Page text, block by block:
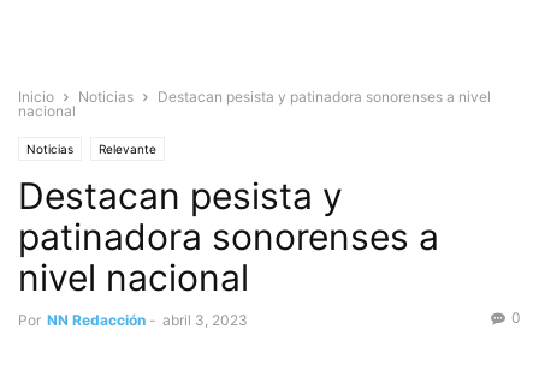
Inicio Noticias
Destacan pesista y patinadora sonorenses a nivel
nacional
Noticias Relevante
Destacan pesista y
patinadora sonorenses a
nivel nacional
Por NN Redacción - abril 3, 2023 0